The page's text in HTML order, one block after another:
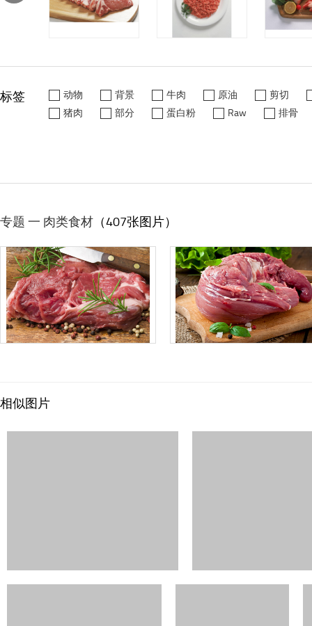
标签 动物 背景 牛肉 原油
剪切
猪肉
部分 蛋白粉 Raw 排骨
专题 一 肉类食材 （407张图片）
相似图片